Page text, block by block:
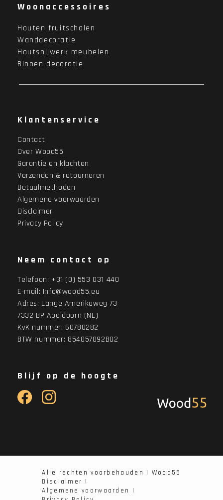
Woonaccessoires
Houten fruitschalen
Wanddecoratie
Houtsnijwerk meubelen
Binnen decoratie
Klantenservice
Contact
Over Wood55
Garantie en klachten
Verzenden & retourneren
Betaalmethoden
Algemene voorwaarden
Disclaimer
Privacy Policy
Neem contact op
Telefoon: +31 (0) 553 031 440
E-mail: Info@wood55.eu
Adres: Lange Amerikaweg 73
7332 BP Apeldoorn (NL)
KvK nummer: 60780282
BTW nummer: 854057092B02
Blijf op de hoogte
Alle rechten voorbehauden | Wood55
Disclaimer |
Algemene voorwaarden |